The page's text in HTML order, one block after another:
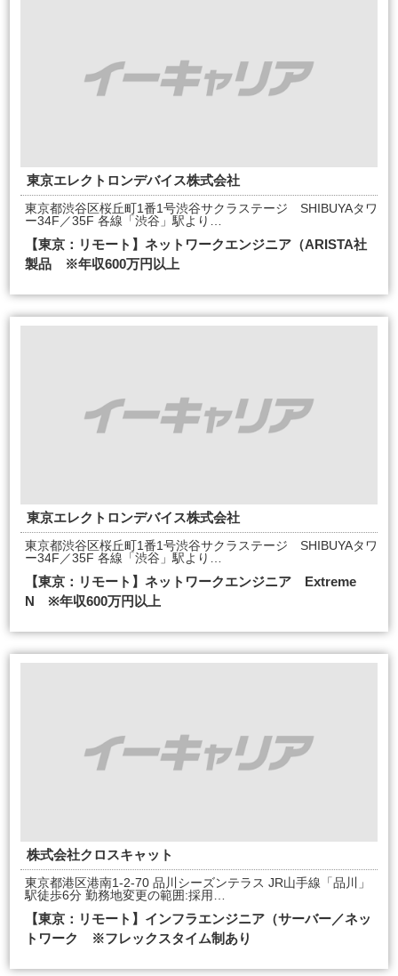
東京エレクトロンデバイス株式会社
東京都渋谷区桜丘町1番1号渋谷サクラステージ SHIBUYAタワ
ー34F／35F 各線「渋谷」駅より…
【東京：リモート】ネットワークエンジニア（ARISTA社
製品 ※年収600万円以上
東京エレクトロンデバイス株式会社
東京都渋谷区桜丘町1番1号渋谷サクラステージ SHIBUYAタワ
ー34F／35F 各線「渋谷」駅より…
【東京：リモート】ネットワークエンジニア Extreme
N ※年収600万円以上
株式会社クロスキャット
東京都港区港南1-2-70 品川シーズンテラス JR山手線「品川」
駅徒歩6分 勤務地変更の範囲:採用…
【東京：リモート】インフラエンジニア（サーバー／ネッ
トワーク ※フレックスタイム制あり